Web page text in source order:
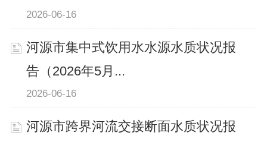
2026-06-16
河源市集中式饮用水水源水质状况报
告（2026年5月...
2026-06-16
河源市跨界河流交接断面水质状况报